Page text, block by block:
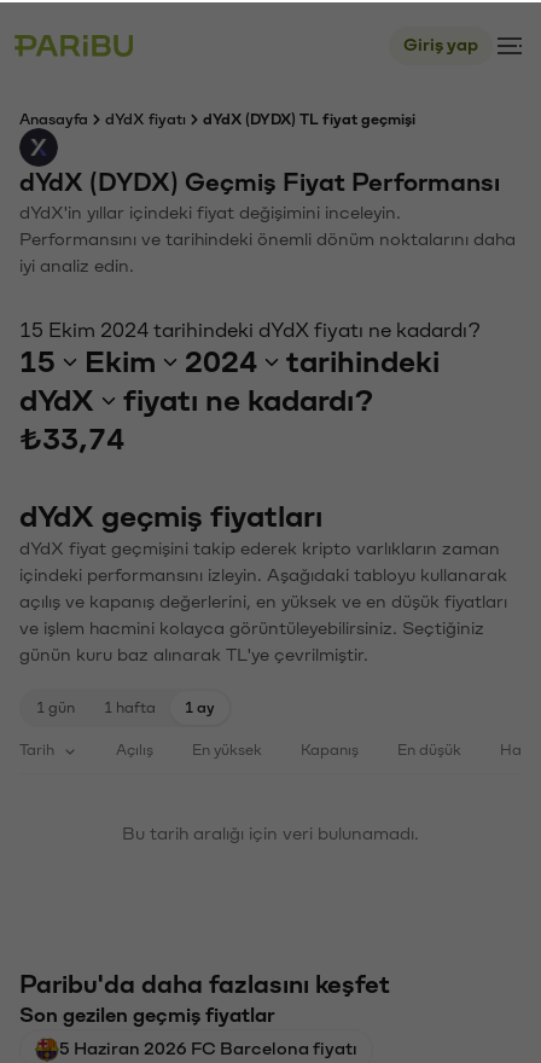
Giriş yap
Anasayfa dYdX fiyatı dYdX (DYDX) TL fiyat geçmişi
dYdX (DYDX) Geçmiş Fiyat Performansı
dYdX'in yıllar içindeki fiyat değişimini inceleyin.
Performansını ve tarihindeki önemli dönüm noktalarını daha
iyi analiz edin.
15 Ekim 2024 tarihindeki dYdX fiyatı ne kadardı?
15 Ekim 2024
tarihindeki
dYdX
fiyatı ne kadardı?
₺33,74
dYdX geçmiş fiyatları
dYdX fiyat geçmişini takip ederek kripto varlıkların zaman
içindeki performansını izleyin. Aşağıdaki tabloyu kullanarak
açılış ve kapanış değerlerini, en yüksek ve en düşük fiyatları
ve işlem hacmini kolayca görüntüleyebilirsiniz. Seçtiğiniz
günün kuru baz alınarak TL'ye çevrilmiştir.
1 gün 1 hafta 1 ay
Tarih Açılış En yüksek Kapanış En düşük
Bu tarih aralığı için veri bulunamadı.
Paribu'da daha fazlasını keşfet
Son gezilen geçmiş fiyatlar
5 Haziran 2026 FC Barcelona fiyatı